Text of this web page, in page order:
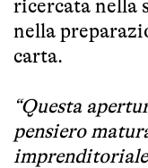
ricercata nella
nella
carta.
“Questa
pensiero